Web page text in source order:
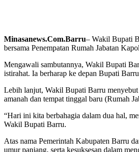
Minasanews.Com.Barru– Wakil Bupati
bersama Penempatan Rumah Jabatan
Mengawali sambutannya, Wakil Bupati
istirahat. Ia berharap ke depan Bupati
Lebih lanjut, Wakil Bupati Barru menyebut
amanah dan tempat tinggal baru (Rumah
“Hari ini kita berbahagia dalam dua hal,
Wakil Bupati Barru.
Atas nama Pemerintah Kabupaten Barru
umur panjang, serta kesuksesan dalam